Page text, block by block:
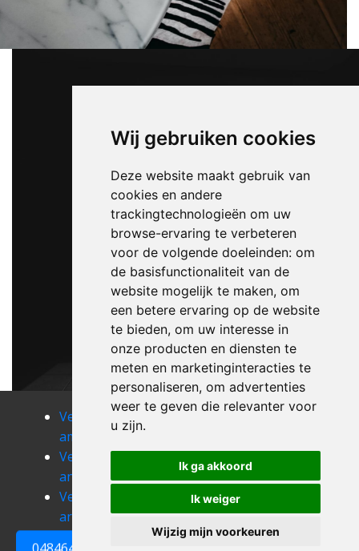
Wij gebruiken cookies
Deze website maakt gebruik van
cookies en andere
trackingtechnologieën om uw
browse-ervaring te verbeteren
voor de volgende doeleinden: om
de basisfunctionaliteit van de
website mogelijk te maken, om
een betere ervaring op de website
te bieden, om uw interesse in
onze producten en diensten te
meten en marketinginteracties te
personaliseren, om advertenties
weer te geven die relevanter voor
u zijn.
Ik ga akkoord
Ik weiger
Wijzig mijn voorkeuren
0484648161
Verhuizen
ampsin
Verhuizen
Verhuizen
Verhuizen
ans
Verhuizen
antheit
Verhuizen
anthisnes
Verhuizen
arbrefontaine
Verhuizen
argenteau
Verhuizen
aubel